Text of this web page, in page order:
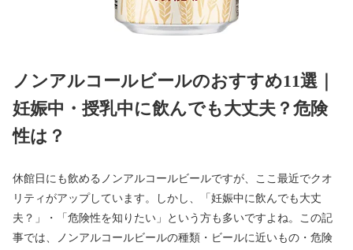
ノンアルコールビールのおすすめ11選｜
妊娠中・授乳中に飲んでも大丈夫？危険
性は？
休館日にも飲めるノンアルコールビールですが、ここ最近でクオ
リティがアップしています。しかし、「妊娠中に飲んでも大丈
夫？」・「危険性を知りたい」という方も多いですよね。この記
事では、ノンアルコールビールの種類・ビールに近いもの・危険